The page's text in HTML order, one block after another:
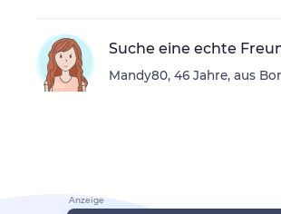
Suche eine echte
Mandy80, 46 Jahre, aus